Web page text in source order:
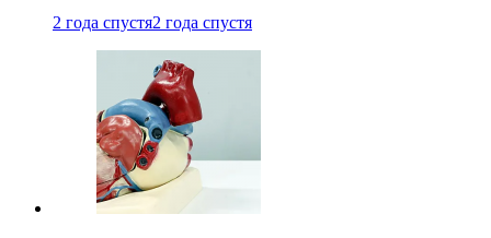
2 года спустя2 года спустя